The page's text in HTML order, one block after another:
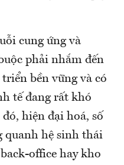
cung ứng và
phải nhắm đến
bền vững và có
tế đang rất khó
hiện đại hoá, số
quanh hệ sinh thái
office hay kho